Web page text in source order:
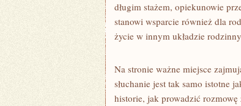
długim stażem, opiekunowie
stanowi wsparcie również dla
życie w innym układzie
Na stronie ważne miejsce
słuchanie jest tak samo istotne
historie, jak prowadzić